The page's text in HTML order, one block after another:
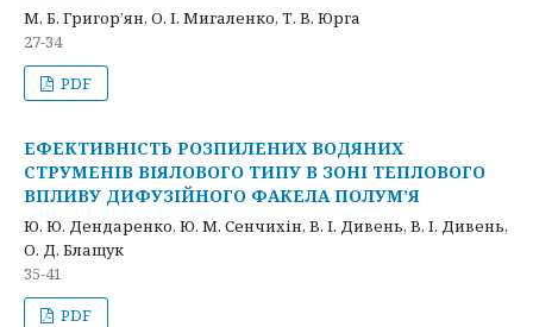
М. Б. Григор’ян, О. І. Мигаленко, Т. В. Юрга
27-34
PDF
ЕФЕКТИВНІСТЬ РОЗПИЛЕНИХ ВОДЯНИХ
СТРУМЕНІВ ВІЯЛОВОГО ТИПУ В ЗОНІ ТЕПЛОВОГО
ВПЛИВУ ДИФУЗІЙНОГО ФАКЕЛА ПОЛУМʼЯ
Ю. Ю. Дендаренко, Ю. М. Сенчихін, В. І. Дивень, В. І. Дивень,
О. Д. Блащук
35-41
PDF